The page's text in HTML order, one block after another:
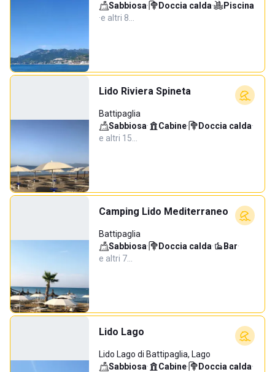
Sabbiosa· Doccia calda·
Piscina
·e altri 8…
Lido Riviera Spineta
Battipaglia
Sabbiosa· Cabine· Doccia calda·
e altri 15…
Camping Lido Mediterraneo
Battipaglia
Sabbiosa· Doccia calda· Bar·
e altri 7…
Lido Lago
Lido Lago di Battipaglia, Lago
Sabbiosa· Cabine· Doccia calda·